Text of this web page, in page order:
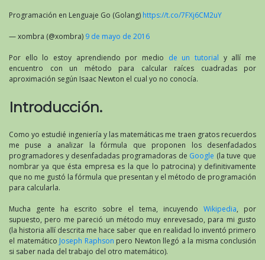
Programación en Lenguaje Go (Golang) https://t.co/7FXj6CM2uY
— xombra (@xombra) 9 de mayo de 2016
Por ello lo estoy aprendiendo por medio de un tutorial y allí me
encuentro con un método para calcular raíces cuadradas por
aproximación según Isaac Newton el cual yo no conocía.
Introducción.
Como yo estudié ingeniería y las matemáticas me traen gratos recuerdos
me puse a analizar la fórmula que proponen los desenfadados
programadores y desenfadadas programadoras de Google (la tuve que
nombrar ya que ésta empresa es la que lo patrocina) y definitivamente
que no me gustó la fórmula que presentan y el método de programación
para calcularla.
Mucha gente ha escrito sobre el tema, incuyendo Wikipedia, por
supuesto, pero me pareció un método muy enrevesado, para mi gusto
(la historia allí descrita me hace saber que en realidad lo inventó primero
el matemático Joseph Raphson pero Newton llegó a la misma conclusión
si saber nada del trabajo del otro matemático).